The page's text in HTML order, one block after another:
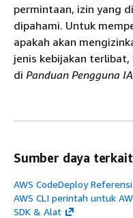
permintaan, izin yang
dipahami. Untuk
apakah akan
jenis kebijakan terlibat,
di Panduan Pengguna
Sumber daya terkait
AWS CodeDeploy
AWS CLI perintah untuk
SDK & Alat